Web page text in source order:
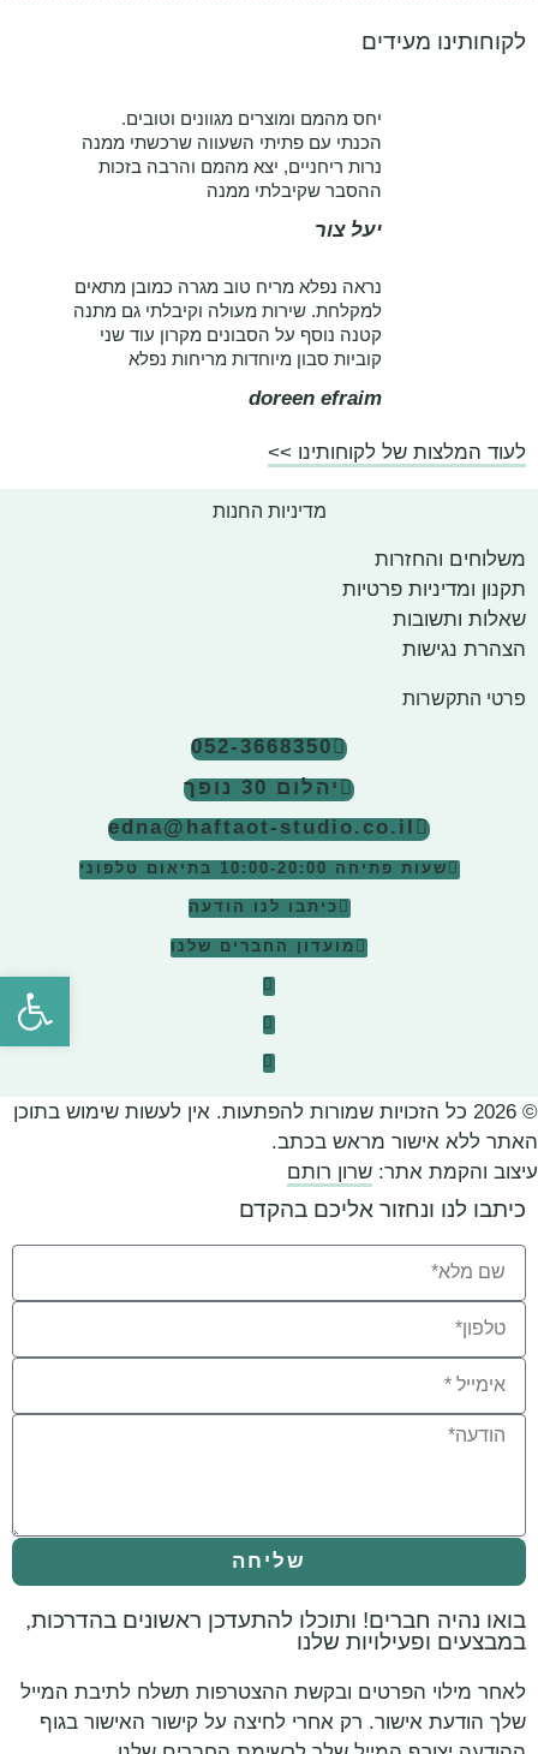
לקוחותינו מעידים
יחס מהמם ומוצרים מגוונים וטובים.
הכנתי עם פתיתי השעווה שרכשתי ממנה
נרות ריחניים, יצא מהמם והרבה בזכות
ההסבר שקיבלתי ממנה
יעל צור
נראה נפלא מריח טוב מגרה כמובן מתאים
למקלחת. שירות מעולה וקיבלתי גם מתנה
קטנה נוסף על הסבונים מקרון עוד שני
קוביות סבון מיוחדות מריחות נפלא
doreen efraim
לעוד המלצות של לקוחותינו >>
מדיניות החנות
משלוחים והחזרות
תקנון ומדיניות פרטיות
שאלות ותשובות
הצהרת נגישות
פרטי התקשרות
052-3668350
יהלום 30 נופך
edna@haftaot-studio.co.il
שעות פתיחה 10:00-20:00 בתיאום טלפוני
כיתבו לנו הודעה
מועדון החברים שלנו
© 2026 כל הזכויות שמורות להפתעות. אין לעשות שימוש בתוכן
האתר ללא אישור מראש בכתב.
עיצוב והקמת אתר: שרון רותם
כיתבו לנו ונחזור אליכם בהקדם
שליחה
בואו נהיה חברים! ותוכלו להתעדכן ראשונים בהדרכות,
במבצעים ופעילויות שלנו
לאחר מילוי הפרטים ובקשת ההצטרפות תשלח לתיבת המייל
שלך הודעת אישור. רק אחרי לחיצה על קישור האישור בגוף
פתח